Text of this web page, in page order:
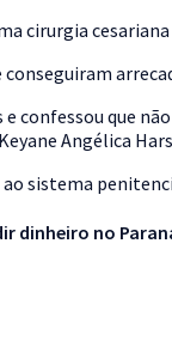
cirurgia
confessou que
Angélica
sistema
dinheiro no